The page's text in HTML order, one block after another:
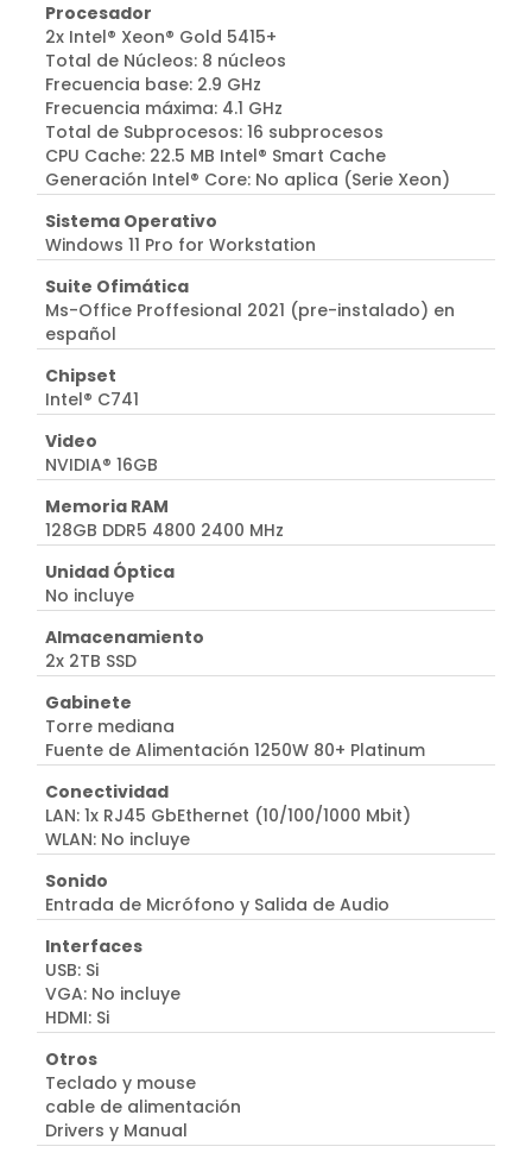
Procesador
2x Intel® Xeon® Gold 5415+
Total de Núcleos: 8 núcleos
Frecuencia base: 2.9 GHz
Frecuencia máxima: 4.1 GHz
Total de Subprocesos: 16 subprocesos
CPU Cache: 22.5 MB Intel® Smart Cache
Generación Intel® Core: No aplica (Serie Xeon)
Sistema Operativo
Windows 11 Pro for Workstation
Suite Ofimática
Ms-Office Proffesional 2021 (pre-instalado) en
español
Chipset
Intel® C741
Video
NVIDIA® 16GB
Memoria RAM
128GB DDR5 4800 2400 MHz
Unidad Óptica
No incluye
Almacenamiento
2x 2TB SSD
Gabinete
Torre mediana
Fuente de Alimentación 1250W 80+ Platinum
Conectividad
LAN: 1x RJ45 GbEthernet (10/100/1000 Mbit)
WLAN: No incluye
Sonido
Entrada de Micrófono y Salida de Audio
Interfaces
USB: Si
VGA: No incluye
HDMI: Si
Otros
Teclado y mouse
cable de alimentación
Drivers y Manual